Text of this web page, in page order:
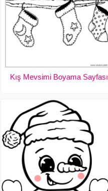
Kış Mevsimi Boyama Sayfası